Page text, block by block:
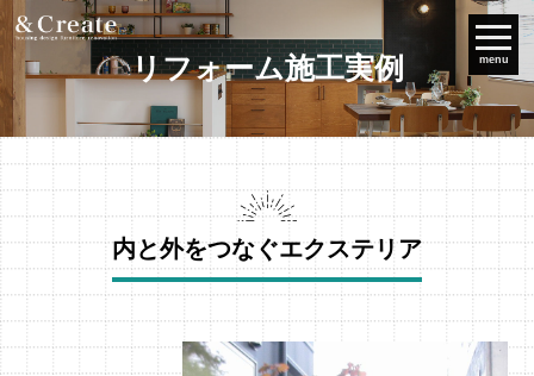
menu
リフォーム施工実例
内と外をつなぐエクステリア